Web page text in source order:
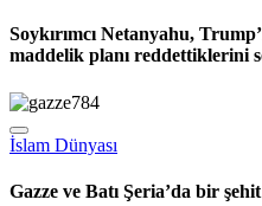
Dünya
Soykırımcı Netanyahu,
maddelik planı reddettiklerini